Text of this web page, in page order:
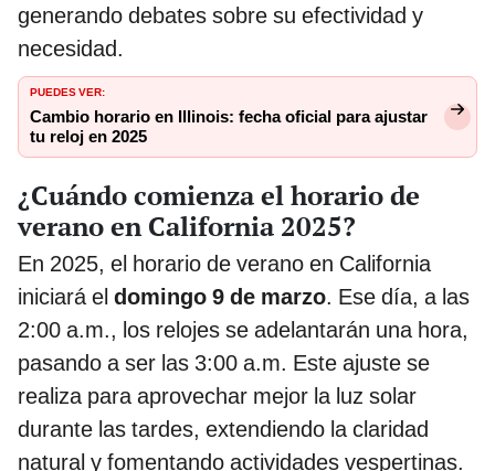
generando debates sobre su efectividad y
necesidad.
PUEDES VER:
Cambio horario en Illinois: fecha oficial para ajustar
tu reloj en 2025
¿Cuándo comienza el horario de
verano en California 2025?
En 2025, el horario de verano en California
iniciará el domingo 9 de marzo. Ese día, a las
2:00 a.m., los relojes se adelantarán una hora,
pasando a ser las 3:00 a.m. Este ajuste se
realiza para aprovechar mejor la luz solar
durante las tardes, extendiendo la claridad
natural y fomentando actividades vespertinas.